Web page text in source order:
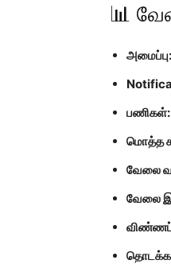
📊
அமைப்பு:
பணிகள்:
மொத்த
வேலை
வேலை
தொடக்க